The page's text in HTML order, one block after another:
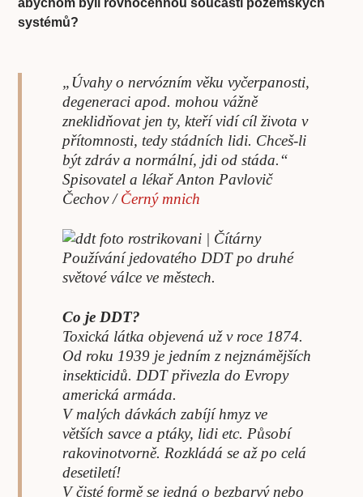
systémů?
„Úvahy o nervózním věku vyčerpanosti,
degeneraci apod. mohou vážně
zneklidňovat jen ty, kteří vidí cíl života v
přítomnosti, tedy stádních lidi. Chceš-li
být zdráv a normální, jdi od stáda.“
Spisovatel a lékař Anton Pavlovič
Čechov /Černý mnich
Používání jedovatého DDT po druhé
světové válce ve městech.
Co je DDT?
Toxická látka objevená už v roce 1874.
Od roku 1939 je jedním z nejznámějších
insekticidů. DDT přivezla do Evropy
americká armáda.
V malých dávkách zabíjí hmyz ve
větších savce a ptáky, lidi etc. Působí
rakovinotvorně. Rozkládá se až po celá
desetiletí!
V čisté formě se jedná o bezbarvý nebo